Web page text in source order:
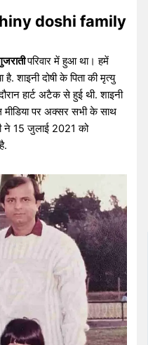
Shiny doshi family
परिवार में हुआ था। हमें
है. शाइनी दोषी के पिता की मृत्यु
हार्ट अटैक से हुई थी. शाइनी
पर अक्सर सभी के साथ
ने 15 जुलाई 2021 को